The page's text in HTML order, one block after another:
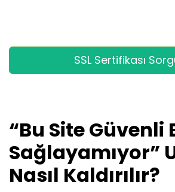
SSL Sertifikası
“Bu Site Güvenli
Sağlayamıyor”
Nasıl Kaldırılır?